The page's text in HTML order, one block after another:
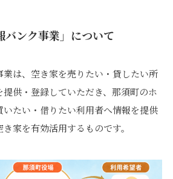
バンク事業」について
は、空き家を売りたい・貸したい所
供・登録していただき、那須町のホ
たい・借りたい利用者へ情報を提供
家を有効活用するものです。